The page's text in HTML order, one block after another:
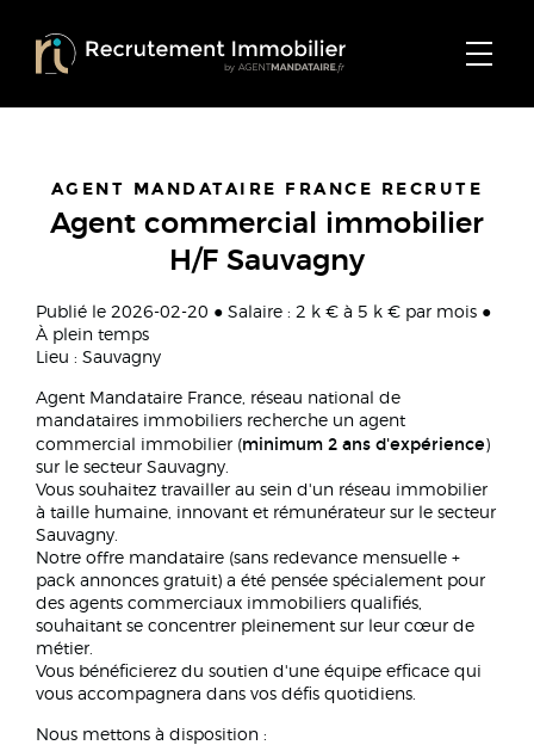
AGENT MANDATAIRE FRANCE RECRUTE
Agent commercial immobilier
H/F Sauvagny
Publié le 2026-02-20 ● Salaire : 2 k € à 5 k € par mois ●
À plein temps
Lieu : Sauvagny
Agent Mandataire France, réseau national de
mandataires immobiliers recherche un agent
commercial immobilier (minimum 2 ans d'expérience )
sur le secteur Sauvagny.
Vous souhaitez travailler au sein d'un réseau immobilier
à taille humaine, innovant et rémunérateur sur le secteur
Sauvagny.
Notre offre mandataire (sans redevance mensuelle +
pack annonces gratuit) a été pensée spécialement pour
des agents commerciaux immobiliers qualifiés,
souhaitant se concentrer pleinement sur leur cœur de
métier.
Vous bénéficierez du soutien d'une équipe efficace qui
vous accompagnera dans vos défis quotidiens.
Nous mettons à disposition :